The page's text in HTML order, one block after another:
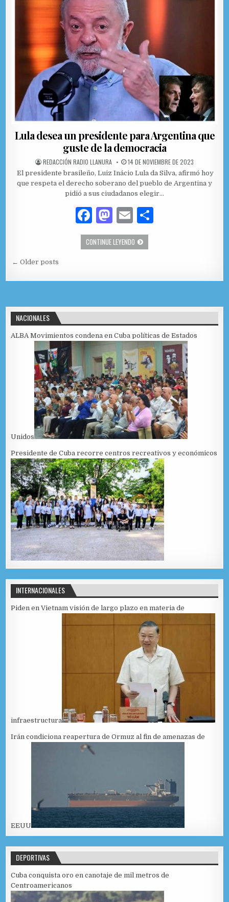
o
o
k
n
r
Lula desea un presidente para Argentina que
guste de la democracia
AUTHOR:
REDACCIÓN RADIO LLANURA PUBLISHED DATE:
14 DE NOVIEMBRE DE 2023
El presidente brasileño, Luiz Inácio Lula da Silva, afirmó hoy
que respeta el derecho soberano del pueblo de Argentina y
pidió a sus ciudadanos elegir…
F
a
c
b
o
k
M
as
to
o
E
m
ai
ar
r
CONTINUE LEYENDO LULA DESEA UN PRESIDENTE PARA
Navegación de entradas
← Older posts
NACIONALES
ALBA Movimientos condena en Cuba políticas de Estados
Unidos
Presidente de Cuba recorre centros recreativos y económicos
INTERNACIONALES
Piden en Vietnam visión de largo plazo en materia de
infraestructura
Irán condiciona reapertura de Ormuz al fin de amenazas de
EEUU
DEPORTIVAS
Cuba conquista oro en canotaje de mil metros de
Centroamericanos